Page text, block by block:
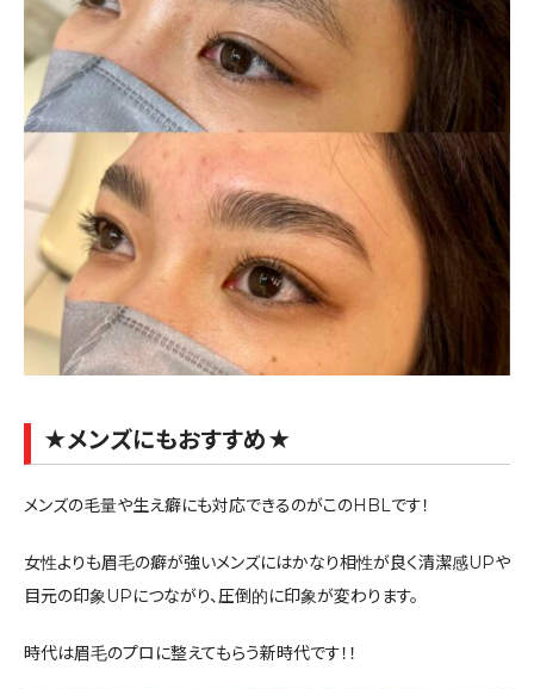
★メンズにもおすすめ★
メンズの毛量や生え癖にも対応できるのがこのHBLです！
女性よりも眉毛の癖が強いメンズにはかなり相性が良く清潔感UPや
目元の印象UPにつながり、圧倒的に印象が変わります。
時代は眉毛のプロに整えてもらう新時代です！！